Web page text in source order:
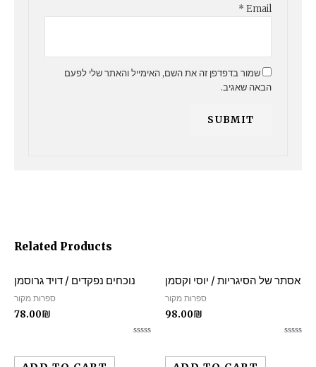
Related Products
אסתר של הסיגריות / יוסי וקסמן
ספרות מקור
98.00₪
נוכחים נפקדים / דויד גרוסמן
ספרות מקור
78.00₪
Email
*
שמור בדפדפן זה את השם, האימייל והאתר שלי לפעם
הבאה שאגיב.